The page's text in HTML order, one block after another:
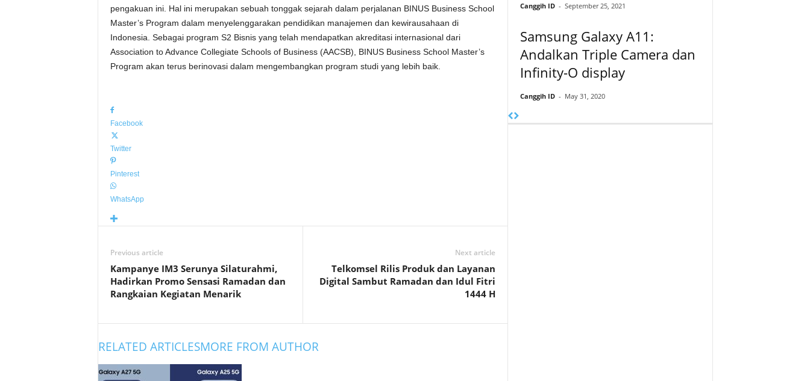
pengakuan ini. Hal ini merupakan sebuah tonggak sejarah dalam perjalanan BINUS Business School
Master’s Program dalam menyelenggarakan pendidikan manajemen dan kewirausahaan di
Indonesia. Sebagai program S2 Bisnis yang telah mendapatkan akreditasi internasional dari
Association to Advance Collegiate Schools of Business (AACSB), BINUS Business School Master’s
Program akan terus berinovasi dalam mengembangkan program studi yang lebih baik.
Facebook
Twitter
Pinterest
WhatsApp
Previous article
Kampanye IM3 Serunya Silaturahmi,
Hadirkan Promo Sensasi Ramadan dan
Rangkaian Kegiatan Menarik
Next article
Telkomsel Rilis Produk dan Layanan
Digital Sambut Ramadan dan Idul Fitri
1444 H
RELATED ARTICLESMORE FROM AUTHOR
Canggih ID - September 25, 2021
Samsung Galaxy A11:
Andalkan Triple Camera dan
Infinity-O display
Canggih ID - May 31, 2020